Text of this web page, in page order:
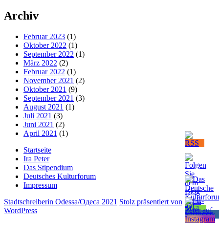
Archiv
Februar 2023 (1)
Oktober 2022 (1)
September 2022 (1)
März 2022 (2)
Februar 2022 (1)
November 2021 (2)
Oktober 2021 (9)
September 2021 (3)
August 2021 (1)
Juli 2021 (3)
Juni 2021 (2)
April 2021 (1)
Startseite
Ira Peter
Das Stipendium
Deutsches Kulturforum
Impressum
Stadtschreiberin Odessa/Одеса 2021 Stolz präsentiert von
WordPress